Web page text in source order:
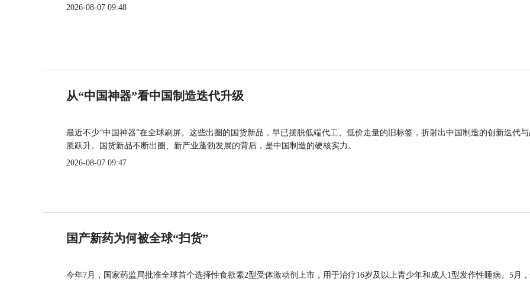
2026-08-07 09:48
从“中国神器”看中国制造迭代升级
最近不少“中国神器”在全球刷屏。这些出圈的国货新品，早已摆脱低端代工、低价走量的旧标签，折射出中国制造的创新迭代
质跃升。国货新品不断出圈、新产业蓬勃发展的背后，是中国制造的硬核实力。
2026-08-07 09:47
国产新药为何被全球“扫货”
今年7月，国家药监局批准全球首个选择性食欲素2型受体激动剂上市，用于治疗16岁及以上青少年和成人1型发作性睡病。5月